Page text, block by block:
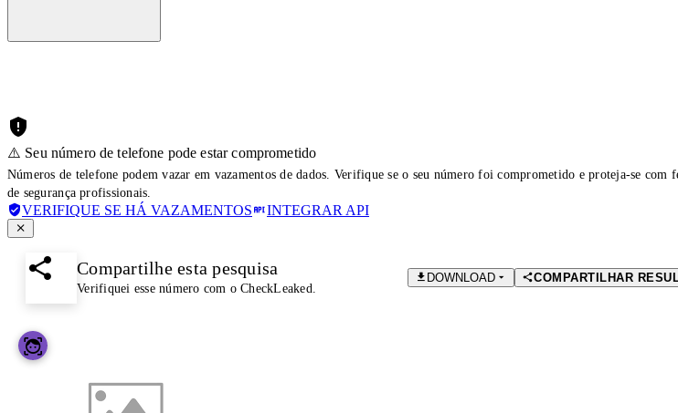
⚠️ Seu número de telefone pode estar comprometido
Números de telefone podem vazar em vazamentos de dados. Verifique se o seu número foi comprometido e proteja-se com
de segurança profissionais.
VERIFIQUE SE HÁ VAZAMENTOS INTEGRAR API
Compartilhe esta pesquisa
Verifiquei esse número com o CheckLeaked.
DOWNLOAD COMPARTILHAR